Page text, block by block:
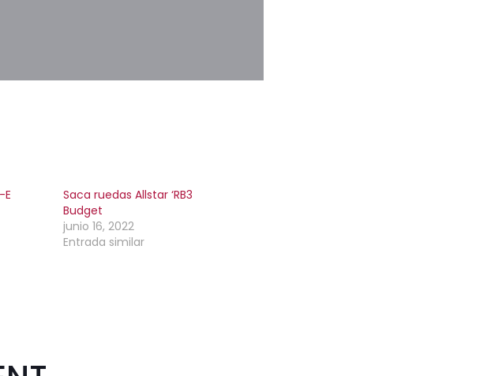
E
Saca ruedas Allstar ‘RB3
Budget
junio 16, 2022
Entrada similar